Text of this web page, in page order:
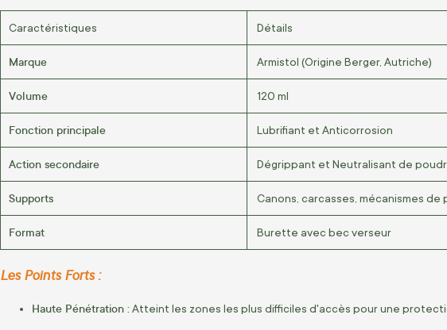
Caractéristiques Détails
Marque Armistol (Origine Berger, Autriche)
Volume 120 ml
Fonction principale Lubrifiant et Anticorrosion
Action secondaire Dégrippant et Neutralisant de
Supports Canons, carcasses, mécanismes de
Format Burette avec bec verseur
Les Points Forts :
Haute Pénétration : Atteint les zones les plus difficiles d'accès pour une